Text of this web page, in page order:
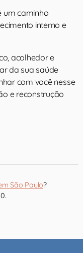
um caminho
interno e
acolhedor e
da sua saúde
com você nesse
e reconstrução
São Paulo?